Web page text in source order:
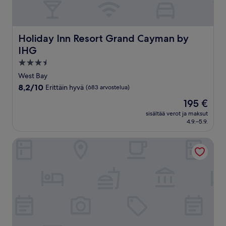
Holiday Inn Resort Grand Cayman by
IHG
Holiday Inn Resort Grand Cayman by IHG
3.5
tähden
majoituspaikka
West Bay
8.2
arvostelua)
8,2/10 Erittäin hyvä (683 arvostelua)
Hinta
on
195 €
195 €
sisältää verot ja maksut
4.9.–5.9.